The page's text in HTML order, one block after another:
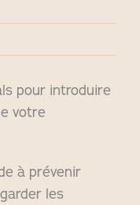
pour introduire
votre
à prévenir
les